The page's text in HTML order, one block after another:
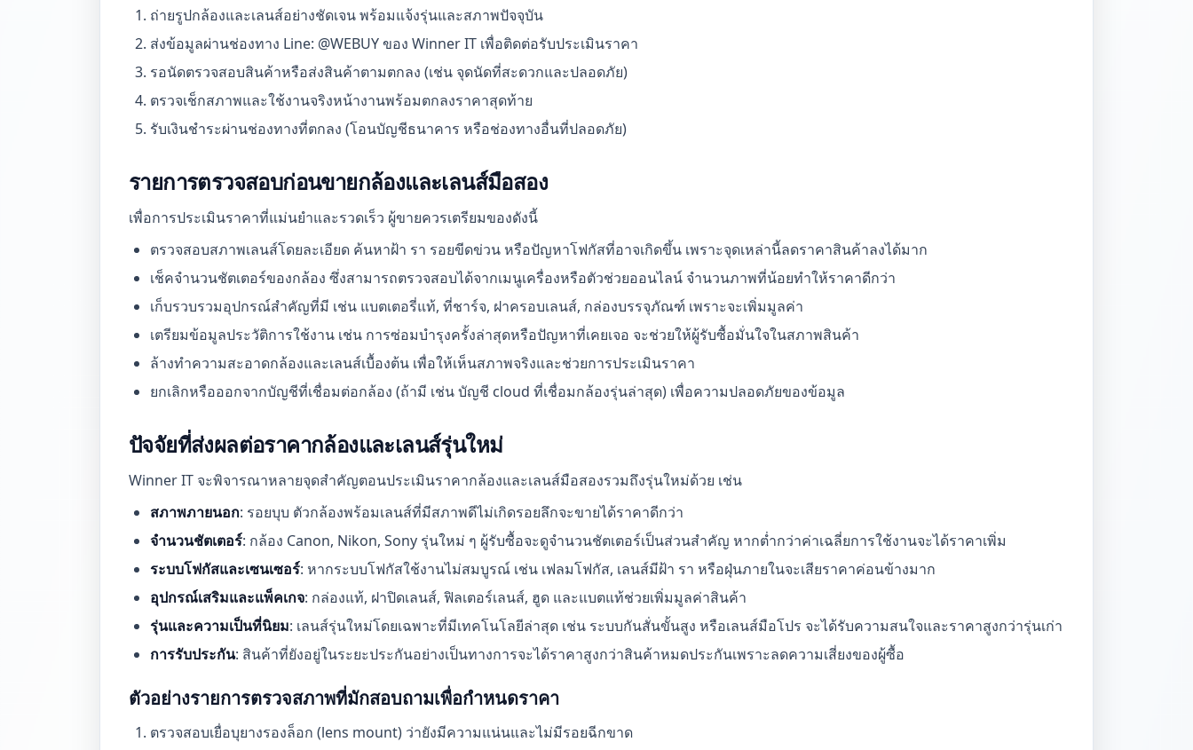
ถ่ายรูปกล้องและเลนส์อย่างชัดเจน พร้อมแจ้งรุ่นและสภาพปัจจุบัน
ส่งข้อมูลผ่านช่องทาง Line: @WEBUY ของ Winner IT เพื่อติดต่อรับประเมินราคา
รอนัดตรวจสอบสินค้าหรือส่งสินค้าตามตกลง (เช่น จุดนัดที่สะดวกและปลอดภัย)
ตรวจเช็กสภาพและใช้งานจริงหน้างานพร้อมตกลงราคาสุดท้าย
รับเงินชำระผ่านช่องทางที่ตกลง (โอนบัญชีธนาคาร หรือช่องทางอื่นที่ปลอดภัย)
รายการตรวจสอบก่อนขายกล้องและเลนส์มือสอง
เพื่อการประเมินราคาที่แม่นยำและรวดเร็ว ผู้ขายควรเตรียมของดังนี้
ตรวจสอบสภาพเลนส์โดยละเอียด ค้นหาฝ้า รา รอยขีดข่วน หรือปัญหาโฟกัสที่อาจเกิดขึ้น เพราะจุดเหล่านี้ลดราคาสินค้าลงได้มาก
เช็คจำนวนชัตเตอร์ของกล้อง ซึ่งสามารถตรวจสอบได้จากเมนูเครื่องหรือตัวช่วยออนไลน์ จำนวนภาพที่น้อยทำให้ราคาดีกว่า
เก็บรวบรวมอุปกรณ์สำคัญที่มี เช่น แบตเตอรี่แท้, ที่ชาร์จ, ฝาครอบเลนส์, กล่องบรรจุภัณฑ์ เพราะจะเพิ่มมูลค่า
เตรียมข้อมูลประวัติการใช้งาน เช่น การซ่อมบำรุงครั้งล่าสุดหรือปัญหาที่เคยเจอ จะช่วยให้ผู้รับซื้อมั่นใจในสภาพสินค้า
ล้างทำความสะอาดกล้องและเลนส์เบื้องต้น เพื่อให้เห็นสภาพจริงและช่วยการประเมินราคา
ยกเลิกหรือออกจากบัญชีที่เชื่อมต่อกล้อง (ถ้ามี เช่น บัญชี cloud ที่เชื่อมกล้องรุ่นล่าสุด) เพื่อความปลอดภัยของข้อมูล
ปัจจัยที่ส่งผลต่อราคากล้องและเลนส์รุ่นใหม่
Winner IT จะพิจารณาหลายจุดสำคัญตอนประเมินราคากล้องและเลนส์มือสองรวมถึงรุ่นใหม่ด้วย เช่น
สภาพภายนอก: รอยบุบ ตัวกล้องพร้อมเลนส์ที่มีสภาพดีไม่เกิดรอยลึกจะขายได้ราคาดีกว่า
จำนวนชัตเตอร์: กล้อง Canon, Nikon, Sony รุ่นใหม่ ๆ ผู้รับซื้อจะดูจำนวนชัตเตอร์เป็นส่วนสำคัญ หากต่ำกว่าค่าเฉลี่ยการใช้งานจะได้ราคาเพิ่ม
ระบบโฟกัสและเซนเซอร์: หากระบบโฟกัสใช้งานไม่สมบูรณ์ เช่น เฟลมโฟกัส, เลนส์มีฝ้า รา หรือฝุ่นภายในจะเสียราคาค่อนข้างมาก
อุปกรณ์เสริมและแพ็คเกจ: กล่องแท้, ฝาปิดเลนส์, ฟิลเตอร์เลนส์, ฮูด และแบตแท้ช่วยเพิ่มมูลค่าสินค้า
รุ่นและความเป็นที่นิยม: เลนส์รุ่นใหม่โดยเฉพาะที่มีเทคโนโลยีล่าสุด เช่น ระบบกันสั่นขั้นสูง หรือเลนส์มือโปร จะได้รับความสนใจและราคาสูงกว่ารุ่นเก่า
การรับประกัน: สินค้าที่ยังอยู่ในระยะประกันอย่างเป็นทางการจะได้ราคาสูงกว่าสินค้าหมดประกันเพราะลดความเสี่ยงของผู้ซื้อ
ตัวอย่างรายการตรวจสภาพที่มักสอบถามเพื่อกำหนดราคา
ตรวจสอบเยื่อบุยางรองล็อก (lens mount) ว่ายังมีความแน่นและไม่มีรอยฉีกขาด